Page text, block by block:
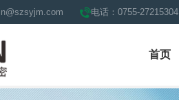
电话：0755-27215304
首页